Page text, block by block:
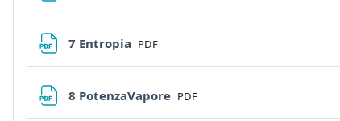
7 Entropia File
PDF
8 PotenzaVapore File
PDF